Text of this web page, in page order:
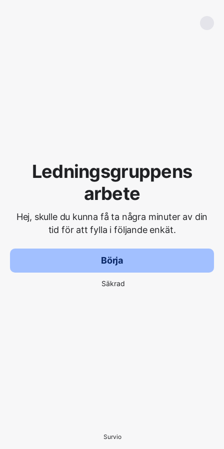
Ledningsgruppens
arbete
Hej, skulle du kunna få ta några minuter av din
tid för att fylla i följande enkät.
Börja
Säkrad
Survio